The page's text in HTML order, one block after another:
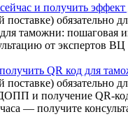
и получить
обязательно
таможни:
от экспертов
QR код для
обязательно
и получение
— получите